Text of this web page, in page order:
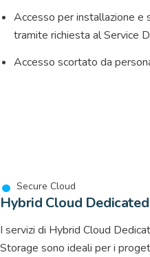
Accesso per installazione e
tramite richiesta al Service
Accesso scortato da
Secure Cloud
Hybrid Cloud
I servizi di Hybrid Cloud
Storage sono ideali per i